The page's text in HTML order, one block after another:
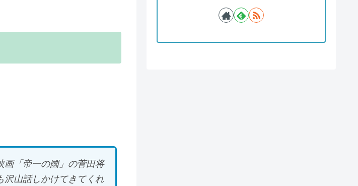
画「帝一の國」の菅田将
沢山話しかけてきてくれ